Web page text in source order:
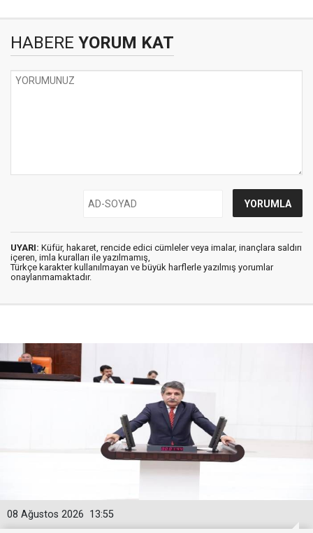
HABERE YORUM KAT
UYARI: Küfür, hakaret, rencide edici cümleler veya imalar, inançlara saldırı
içeren, imla kuralları ile yazılmamış,
Türkçe karakter kullanılmayan ve büyük harflerle yazılmış yorumlar
onaylanmamaktadır.
13:55
08 Ağustos 2026